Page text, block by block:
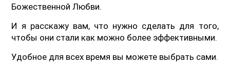
Божественной Любви.
И я расскажу вам, что нужно сделать для того,
чтобы они стали как можно более эффективными.
Удобное для всех время вы можете выбрать сами.